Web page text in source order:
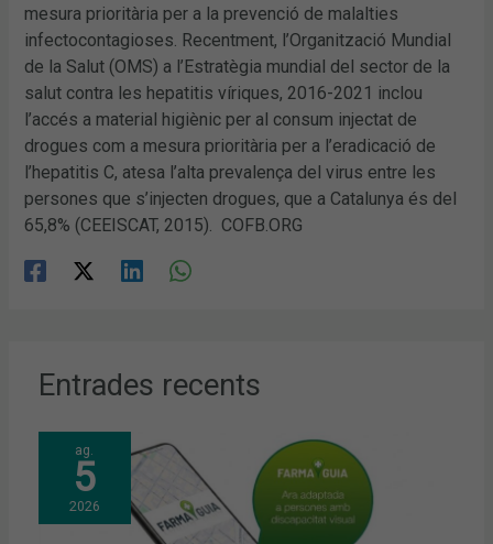
mesura prioritària per a la prevenció de malalties
infectocontagioses. Recentment, l’Organització Mundial
de la Salut (OMS) a l’Estratègia mundial del sector de la
salut contra les hepatitis víriques, 2016-2021 inclou
l’accés a material higiènic per al consum injectat de
drogues com a mesura prioritària per a l’eradicació de
l’hepatitis C, atesa l’alta prevalença del virus entre les
persones que s’injecten drogues, que a Catalunya és del
65,8% (CEEISCAT, 2015). COFB.ORG
Entrades recents
ag.
5
2026